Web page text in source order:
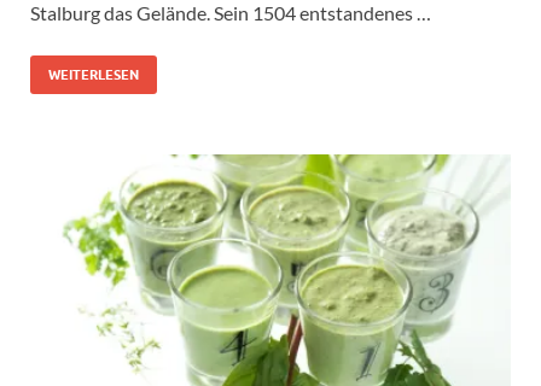
Stalburg das Gelände. Sein 1504 entstandenes …
WEITERLESEN